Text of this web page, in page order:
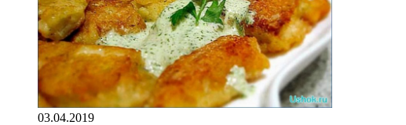
03.04.2019